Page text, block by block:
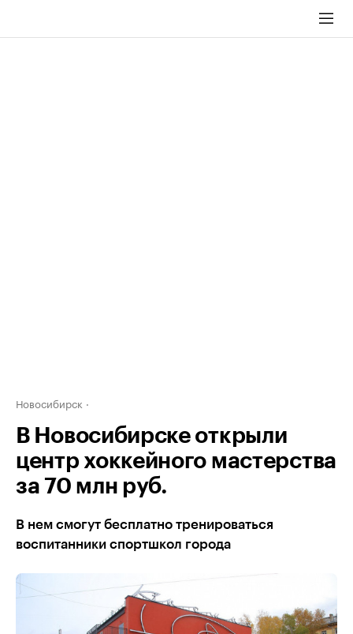
Новосибирск
В Новосибирске открыли
центр хоккейного мастерства
за 70 млн руб.
В нем смогут бесплатно тренироваться
воспитанники спортшкол города